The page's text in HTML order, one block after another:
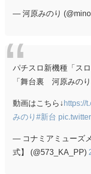
— 河原みのり
パチスロ新機種「ス
「舞台裏 河原みの
動画はこちら↓ https://
みのり #新台
— コナミアミューズ
式】 (@573_KA_PP)